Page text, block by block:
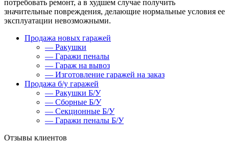
потребовать ремонт, а в худшем случае получить
значительные повреждения, делающие нормальные условия ее
эксплуатации невозможными.
Продажа новых гаражей
— Ракушки
— Гаражи пеналы
— Гараж на вывоз
— Изготовление гаражей на заказ
Продажа б/у гаражей
— Ракушки Б/У
— Сборные Б/У
— Секционные Б/У
— Гаражи пеналы Б/У
Отзывы клиентов